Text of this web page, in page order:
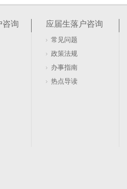
前50的院校毕业生，落户上海竟然可
户材料递交（留学生落户提交资
户上海需要准备的材料较多，涵盖个
免......
咨询 应届生落户咨询
常见问题
政策法规
办事指南
热点导读